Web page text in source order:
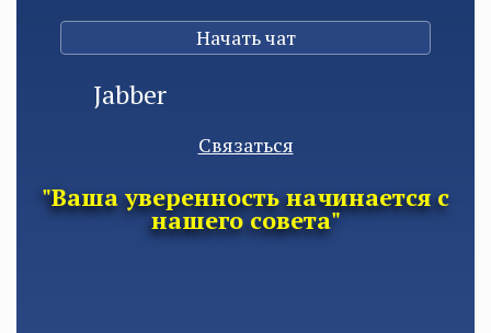
Начать чат
Jabber
Связаться
"Ваша уверенность начинается с
нашего совета"